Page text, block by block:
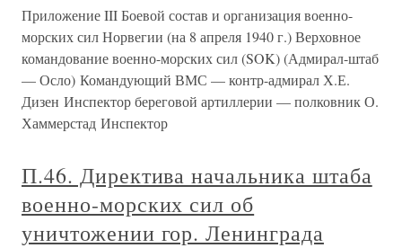
Приложение III Боевой состав и организация военно-
морских сил Норвегии (на 8 апреля 1940 г.) Верховное
командование военно-морских сил (SOK) (Адмирал-штаб
— Осло) Командующий ВМС — контр-адмирал Х.Е.
Дизен Инспектор береговой артиллерии — полковник О.
Хаммерстад Инспектор
П.46. Директива начальника штаба
военно-морских сил об
уничтожении гор. Ленинграда